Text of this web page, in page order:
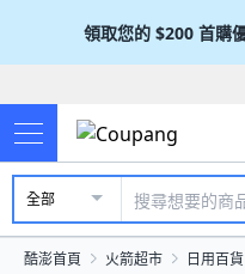
領取您的 $200 首購
全部
酷澎首頁 火箭超市 日用百貨